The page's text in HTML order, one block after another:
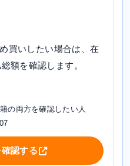
買いしたい場合は、在
額を確認します。
の両方を確認したい人
認する